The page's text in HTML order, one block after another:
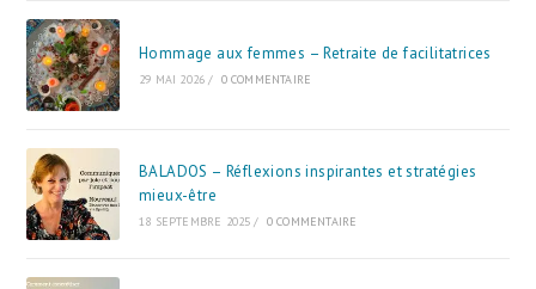
Hommage aux femmes – Retraite de facilitatrices
29 MAI 2026 / 0 COMMENTAIRE
BALADOS – Réflexions inspirantes et stratégies
mieux-être
18 SEPTEMBRE 2025 / 0 COMMENTAIRE